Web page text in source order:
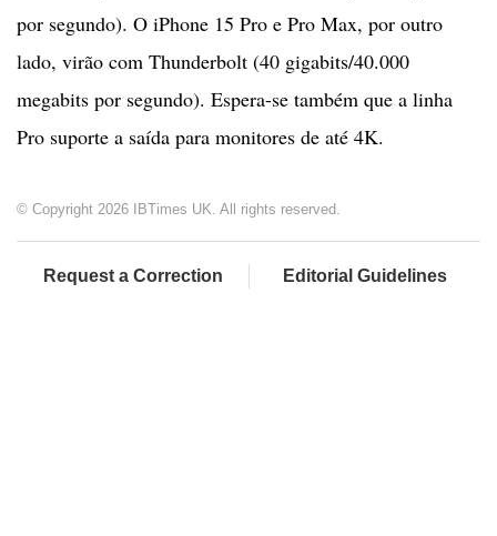
por segundo). O iPhone 15 Pro e Pro Max, por outro
lado, virão com Thunderbolt (40 gigabits/40.000
megabits por segundo). Espera-se também que a linha
Pro suporte a saída para monitores de até 4K.
© Copyright 2026 IBTimes UK. All rights reserved.
Request a Correction Editorial Guidelines